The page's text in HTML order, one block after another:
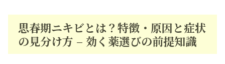
思春期ニキビとは？特徴・原因と症状
の見分け方 – 効く薬選びの前提知識